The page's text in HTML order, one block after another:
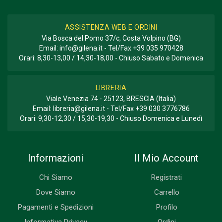
ASSISTENZA WEB E ORDINI
Via Bosca del Pomo 37/c, Costa Volpino (BG)
Email: info@gilena.it- Tel/Fax +39 035 970428
Orari: 8,30-13,00 / 14,30-18,00 - Chiuso Sabato e Domenica
LIBRERIA
Viale Venezia 74 - 25123, BRESCIA (Italia)
Email: libreria@gilena.it- Tel/Fax +39 030 3776786
Orari: 9,30-12,30 / 15,30-19,30 - Chiuso Domenica e Lunedì
Informazioni
Chi Siamo
Dove Siamo
Pagamenti e Spedizioni
Il Mio Account
Registrati
Carrello
Profilo